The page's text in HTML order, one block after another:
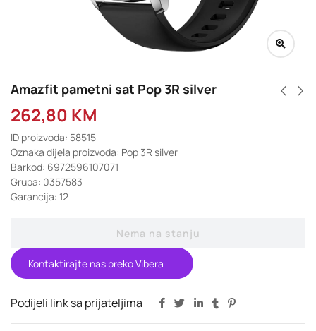
Amazfit pametni sat Pop 3R silver
262,80 KM
ID proizvoda: 58515
Oznaka dijela proizvoda: Pop 3R silver
Barkod: 6972596107071
Grupa: 0357583
Garancija: 12
Nema na stanju
Kontaktirajte nas preko Vibera
Podijeli link sa prijateljima